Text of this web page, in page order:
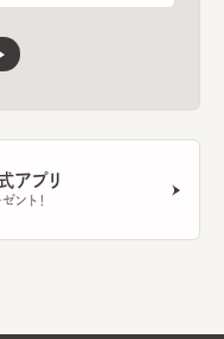
アプリ
ント！